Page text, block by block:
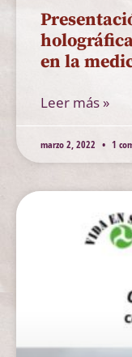
en la
Leer más »
marzo 2, 2022 1